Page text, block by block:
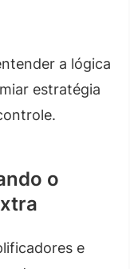
a lógica
estratégia
o
e